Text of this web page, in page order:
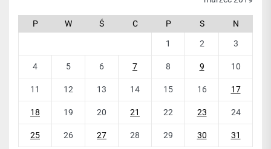
P W Ś C P S N
1 2 3
4 5 6 7 8 9 10
11 12 13 14 15 16 17
18 19 20 21 22 23 24
25 26 27 28 29 30
31